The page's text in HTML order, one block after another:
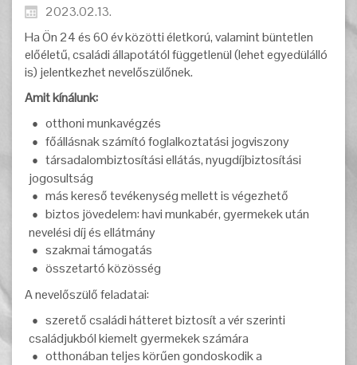
2023.02.13.
Ha Ön 24 és 60 év közötti életkorú, valamint büntetlen
előéletű, családi állapotától függetlenül (lehet egyedülálló
is) jelentkezhet nevelőszülőnek.
Amit kínálunk:
otthoni munkavégzés
főállásnak számító foglalkoztatási jogviszony
társadalombiztosítási ellátás, nyugdíjbiztosítási
jogosultság
más kereső tevékenység mellett is végezhető
biztos jövedelem: havi munkabér, gyermekek után
nevelési díj és ellátmány
szakmai támogatás
összetartó közösség
A nevelőszülő feladatai:
szerető családi hátteret biztosít a vér szerinti
családjukból kiemelt gyermekek számára
otthonában teljes körűen gondoskodik a